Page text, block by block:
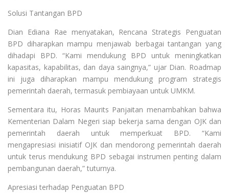
Solusi Tantangan BPD
Dian Ediana Rae menyatakan, Rencana Strategis Penguatan
BPD diharapkan mampu menjawab berbagai tantangan yang
dihadapi BPD. “Kami mendukung BPD untuk meningkatkan
kapasitas, kapabilitas, dan daya saingnya,” ujar Dian. Roadmap
ini juga diharapkan mampu mendukung program strategis
pemerintah daerah, termasuk pembiayaan untuk UMKM.
Sementara itu, Horas Maurits Panjaitan menambahkan bahwa
Kementerian Dalam Negeri siap bekerja sama dengan OJK dan
pemerintah daerah untuk memperkuat BPD. “Kami
mengapresiasi inisiatif OJK dan mendorong pemerintah daerah
untuk terus mendukung BPD sebagai instrumen penting dalam
pembangunan daerah,” tuturnya.
Apresiasi terhadap Penguatan BPD